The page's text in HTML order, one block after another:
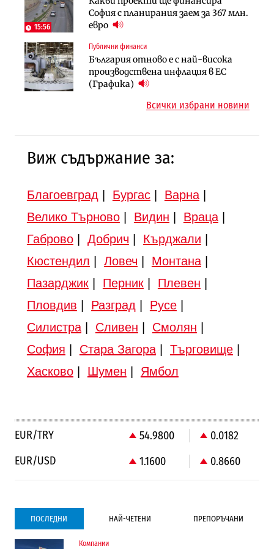
15:56
София с планирания заем за 367 млн.
евро
Публични финанси
България отново е с най-висока
производствена инфлация в ЕС
(Графика)
АПИ възложи промяната на
парцеларния план за
Търново
Градоустройство
Шест кандидата с интерес към
България продължава да се охлажда
(Графика)
Инфраструктура
Вторият мост над Варненското
езеро става част от бъдещата
магистрала „Черно море“
Всички избрани новини
Виж съдържание за:
Благоевград Бургас| Варна|
Велико Търново| Видин Враца|
Габрово| Добрич Кърджали
Кюстендил
Ловеч Монтана|
Пазарджик| Перник| Плевен
Пловдив
Разград Русе|
Силистра| Сливен Смолян
София
Стара Загора| Търговище|
Хасково| Шумен Ямбол
EUR/TRY 54.9800
0.0182
EUR/USD
1.1600 0.8660
ПОСЛЕДНИ НАЙ-ЧЕТЕНИ ПРЕПОРЪЧАНИ
Компании
Градоустройство
Компании